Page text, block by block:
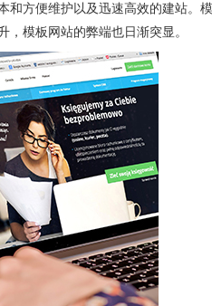
方便维护以及迅速高效的建站。
模板网站的弊端也日渐突显。